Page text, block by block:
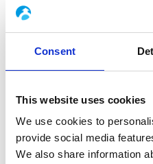
Consent
This website uses cookies
We use cookies to
provide social media
We also share information
aanpak die rekening
procesbeperkingen,